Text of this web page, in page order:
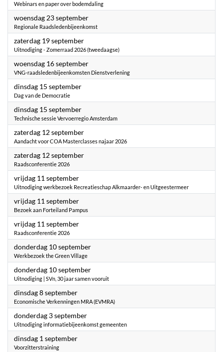
Webinars en paper over bodemdaling
woensdag 23 september2026
Regionale Raadsledenbijeenkomst
zaterdag 19 september2026
Uitnodiging - Zomerraad 2026 (tweedaagse)
woensdag 16 september2026
VNG-raadsledenbijeenkomsten Dienstverlening
dinsdag 15 september2026
Dag van de Democratie
dinsdag 15 september2026
Technische sessie Vervoerregio Amsterdam
zaterdag 12 september2026
Aandacht voor COA Masterclasses najaar 2026
zaterdag 12 september2026
Raadsconferentie 2026
vrijdag 11 september2026
Uitnodiging werkbezoek Recreatieschap Alkmaarder- en Uitgeestermeer
vrijdag 11 september2026
Bezoek aan Forteiland Pampus
vrijdag 11 september2026
Raadsconferentie 2026
donderdag 10 september2026
Werkbezoek the Green Village
donderdag 10 september2026
Uitnodiging | SVn, 30 jaar samen vooruit
dinsdag 8 september2026
Economische Verkenningen MRA (EVMRA)
donderdag 3 september2026
Uitnodiging informatiebijeenkomst gemeenten
dinsdag 1 september2026
Voorzitterstraining